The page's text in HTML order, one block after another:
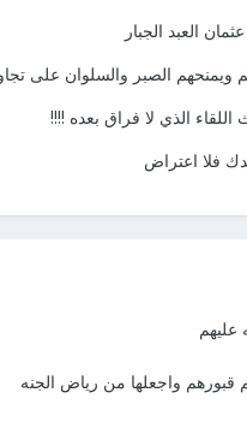
العبد الجبار
الصبر والسلوان على
الذي لا فراق بعده !!!!
فلا اعتراض
عليهم
قبورهم واجعلها من رياض الجنه